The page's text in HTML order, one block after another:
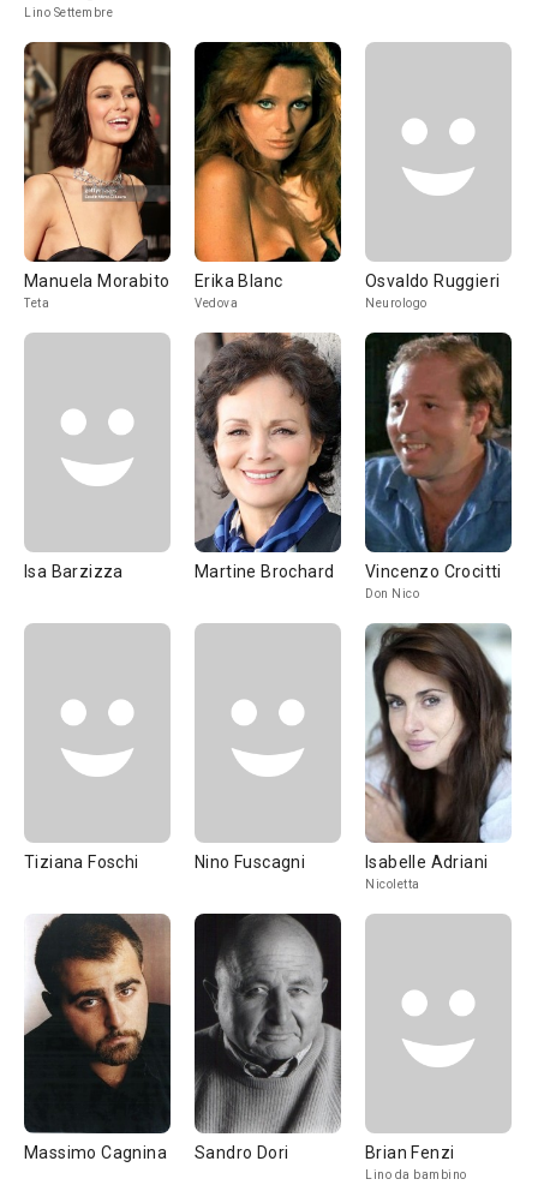
Lino Settembre
Manuela Morabito
Teta
Erika Blanc
Vedova
Osvaldo Ruggieri
Neurologo
Isa Barzizza Martine Brochard Vincenzo Crocitti
Don Nico
Tiziana Foschi Nino Fuscagni Isabelle Adriani
Nicoletta
Massimo Cagnina Sandro Dori Brian Fenzi
Lino da bambino